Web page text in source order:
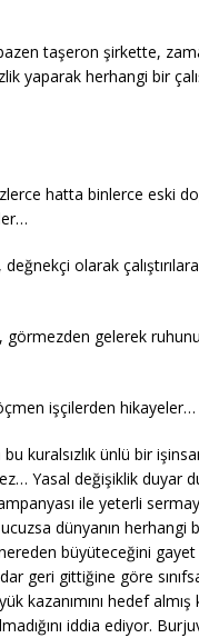
taşeron şirkette,
yaparak herhangi bir
hatta binlerce eski
olarak
görmezden gelerek
işçilerden hikayeler…
kuralsızlık ünlü bir
Yasal değişiklik duyar
ile yeterli
dünyanın herhangi
büyüteceğini
geri gittiğine göre
kazanımını hedef
iddia ediyor.